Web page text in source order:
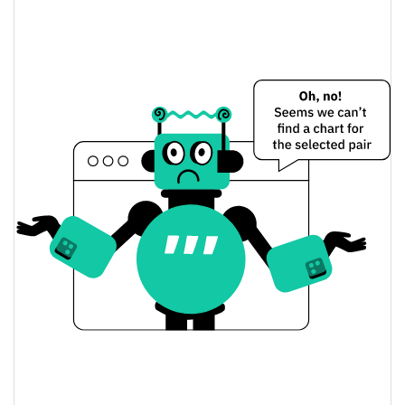
7g Düşük/7g Yüksek
$0,0000036480912 /
$0,0000036866406
30g Düşük/30g Yüksek
$0,0000036866406
90g Düşük/90g Yüksek
$0,0000036480912 /
$0,0000036866406
52 Hafta Düşük / 52 Hafta
$0,0000036480912 /